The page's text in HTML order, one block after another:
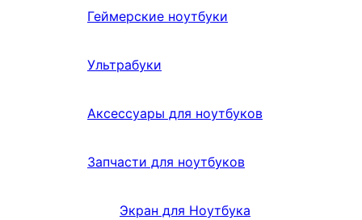
Геймерские ноутбуки
Ультрабуки
Аксессуары для ноутбуков
Запчасти для ноутбуков
Экран для Ноутбука